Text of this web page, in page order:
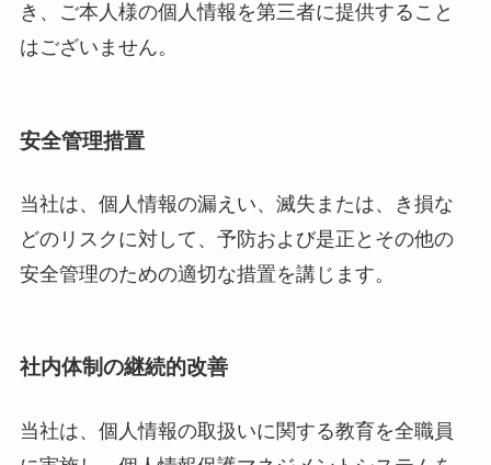
き、ご本人様の個人情報を第三者に提供すること
はございません。
安全管理措置
当社は、個人情報の漏えい、滅失または、き損な
どのリスクに対して、予防および是正とその他の
安全管理のための適切な措置を講じます。
社内体制の継続的改善
当社は、個人情報の取扱いに関する教育を全職員